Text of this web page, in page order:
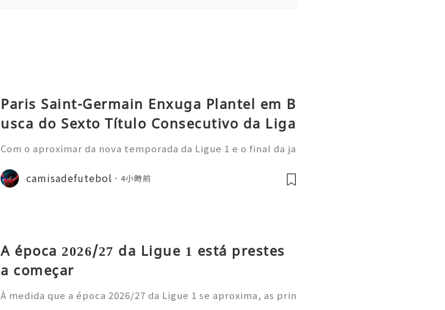
Paris Saint-Germain Enxuga Plantel em B
usca do Sexto Título Consecutivo da Liga
Com o aproximar da nova temporada da Ligue 1 e o final da ja
nstrou uma nova estratégia operacional: afastou-se do anter
ior estilo de gastos e
camisadefutebol 4小時前
A época 2026/27 da Ligue 1 está prestes
a começar
À medida que a época 2026/27 da Ligue 1 se aproxima, as prin